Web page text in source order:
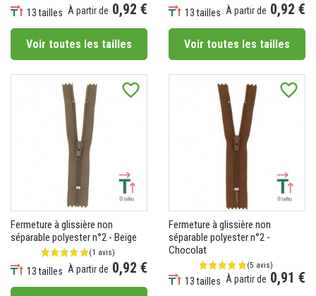
13 tailles À partir de 0,92 €
Voir toutes les tailles
13 tailles À partir de 0,92 €
Voir toutes les tailles
favorite_border
Fermeture à glissière non
séparable polyester n°2 - Beige
13 tailles À partir de 0,92 €
favorite_border
Fermeture à glissière non
séparable polyester n°2 -
Chocolat
13 tailles À partir de 0,91 €